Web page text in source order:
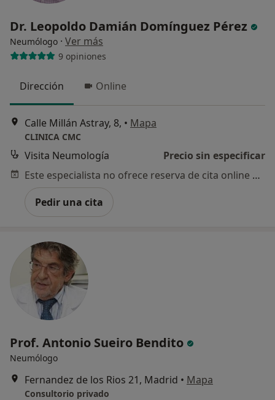
Dr. Leopoldo Damián Domínguez Pérez
Neumólogo · Ver más
9 opiniones
Dirección Online
Calle Millán Astray, 8, • Mapa
CLINICA CMC
Visita Neumología
Precio sin especificar
Este especialista no ofrece reserva de cita online en esta dirección.
Pedir una cita
Prof. Antonio Sueiro Bendito
Neumólogo
Fernandez de los Rios 21, Madrid • Mapa
Consultorio privado